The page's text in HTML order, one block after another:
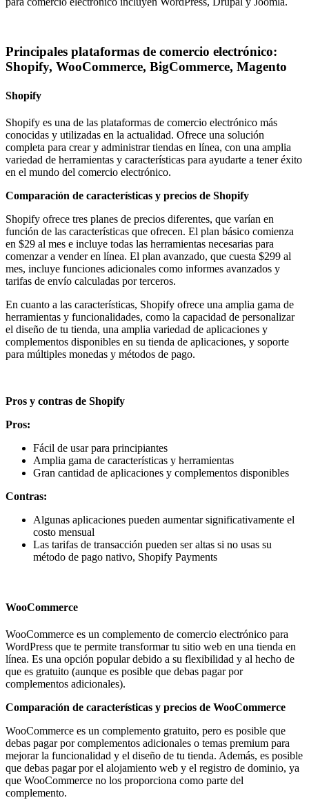
Principales plataformas de comercio electrónico:
Shopify, WooCommerce, BigCommerce, Magento
Shopify
Shopify es una de las plataformas de comercio electrónico más
conocidas y utilizadas en la actualidad. Ofrece una solución
completa para crear y administrar tiendas en línea, con una amplia
variedad de herramientas y características para ayudarte a tener éxito
en el mundo del comercio electrónico.
Comparación de características y precios de Shopify
Shopify ofrece tres planes de precios diferentes, que varían en
función de las características que ofrecen. El plan básico comienza
en $29 al mes e incluye todas las herramientas necesarias para
comenzar a vender en línea. El plan avanzado, que cuesta $299 al
mes, incluye funciones adicionales como informes avanzados y
tarifas de envío calculadas por terceros.
En cuanto a las características, Shopify ofrece una amplia gama de
herramientas y funcionalidades, como la capacidad de personalizar
el diseño de tu tienda, una amplia variedad de aplicaciones y
complementos disponibles en su tienda de aplicaciones, y soporte
para múltiples monedas y métodos de pago.
Pros y contras de Shopify
Pros:
Fácil de usar para principiantes
Amplia gama de características y herramientas
Gran cantidad de aplicaciones y complementos disponibles
Contras:
Algunas aplicaciones pueden aumentar significativamente el
costo mensual
Las tarifas de transacción pueden ser altas si no usas su
método de pago nativo, Shopify Payments
WooCommerce
WooCommerce es un complemento de comercio electrónico para
WordPress que te permite transformar tu sitio web en una tienda en
línea. Es una opción popular debido a su flexibilidad y al hecho de
que es gratuito (aunque es posible que debas pagar por
complementos adicionales).
Comparación de características y precios de WooCommerce
WooCommerce es un complemento gratuito, pero es posible que
debas pagar por complementos adicionales o temas premium para
mejorar la funcionalidad y el diseño de tu tienda. Además, es posible
que debas pagar por el alojamiento web y el registro de dominio, ya
que WooCommerce no los proporciona como parte del
complemento.